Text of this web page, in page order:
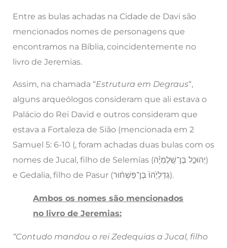
Entre as bulas achadas na Cidade de Davi são
mencionados nomes de personagens que
encontramos na Bíblia, coincidentemente no
livro de Jeremias.
Assim, na chamada “Estrutura em Degraus“,
alguns arqueólogos consideram que ali estava o
Palácio do Rei David e outros consideram que
estava a Fortaleza de Sião (mencionada em 2
Samuel 5: 6-10 (, foram achadas duas bulas com os
nomes de Jucal, filho de Selemías (יְהוּכַ֣ל בֶּן־שֶֽׁלֶמְיָ֗ה)
e Gedalia, filho de Pasur (גְדַלְיָ֙הוּ֙ בֶּן־פַּשְׁח֔וּר).
Ambos os nomes são mencionados
no livro de Jeremias:
“Contudo mandou o rei Zedequias a Jucal, filho